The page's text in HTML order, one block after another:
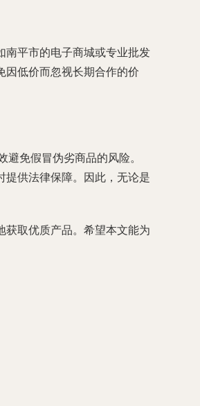
南平市的电子商城或专业批发
因低价而忽视长期合作的价
免假冒伪劣商品的风险。
提供法律保障。因此，无论是
获取优质产品。希望本文能为